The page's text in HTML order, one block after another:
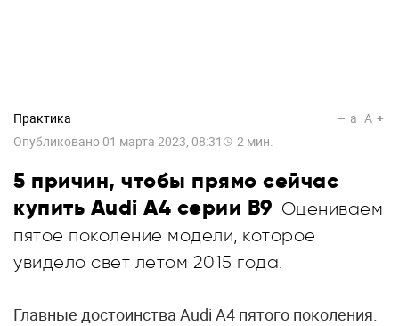
Практика
Опубликовано 01 марта 2023, 08:31 2 мин.
a A
5 причин, чтобы прямо сейчас
купить Audi A4 серии B9 Оцениваем
пятое поколение модели, которое
увидело свет летом 2015 года.
Главные достоинства Audi A4 пятого поколения.